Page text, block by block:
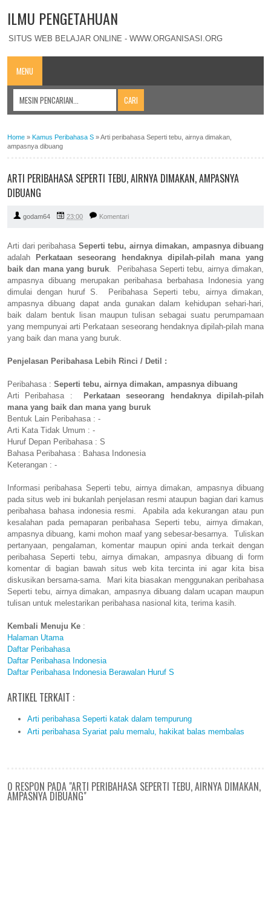
ILMU PENGETAHUAN
SITUS WEB BELAJAR ONLINE - WWW.ORGANISASI.ORG
MENU
Home » Kamus Peribahasa S »Arti peribahasa Seperti tebu, airnya dimakan,
ampasnya dibuang
ARTI PERIBAHASA SEPERTI TEBU, AIRNYA DIMAKAN, AMPASNYA
DIBUANG
godam64 23:00 Komentari
Arti dari peribahasa Seperti tebu, airnya dimakan, ampasnya dibuang
adalah
Perkataan seseorang hendaknya dipilah-pilah mana yang
baik dan mana yang buruk. Peribahasa Seperti tebu, airnya dimakan,
ampasnya dibuang merupakan peribahasa berbahasa Indonesia yang
dimulai dengan huruf S. Peribahasa Seperti tebu, airnya dimakan,
ampasnya dibuang dapat anda gunakan dalam kehidupan sehari-hari,
baik dalam bentuk lisan maupun tulisan sebagai suatu perumpamaan
yang mempunyai arti Perkataan seseorang hendaknya dipilah-pilah mana
yang baik dan mana yang buruk.
Penjelasan Peribahasa Lebih Rinci / Detil :
Peribahasa : Seperti tebu, airnya dimakan, ampasnya dibuang
Arti Peribahasa :
Perkataan seseorang hendaknya dipilah-pilah
mana yang baik dan mana yang buruk
Bentuk Lain Peribahasa : -
Arti Kata Tidak Umum : -
Huruf Depan Peribahasa : S
Bahasa Peribahasa : Bahasa Indonesia
Keterangan : -
Informasi peribahasa Seperti tebu, airnya dimakan, ampasnya dibuang
pada situs web ini bukanlah penjelasan resmi ataupun bagian dari kamus
peribahasa bahasa indonesia resmi. Apabila ada kekurangan atau pun
kesalahan pada pemaparan peribahasa Seperti tebu, airnya dimakan,
ampasnya dibuang, kami mohon maaf yang sebesar-besarnya. Tuliskan
pertanyaan, pengalaman, komentar maupun opini anda terkait dengan
peribahasa Seperti tebu, airnya dimakan, ampasnya dibuang di form
komentar di bagian bawah situs web kita tercinta ini agar kita bisa
diskusikan bersama-sama. Mari kita biasakan menggunakan peribahasa
Seperti tebu, airnya dimakan, ampasnya dibuang dalam ucapan maupun
tulisan untuk melestarikan peribahasa nasional kita, terima kasih.
Kembali Menuju Ke :
Halaman Utama
Daftar Peribahasa
Daftar Peribahasa Indonesia
Daftar Peribahasa Indonesia Berawalan Huruf S
ARTIKEL TERKAIT :
Arti peribahasa Seperti katak dalam tempurung
Arti peribahasa Syariat palu memalu, hakikat balas membalas
0 RESPON PADA "ARTI PERIBAHASA SEPERTI TEBU, AIRNYA DIMAKAN,
AMPASNYA DIBUANG"